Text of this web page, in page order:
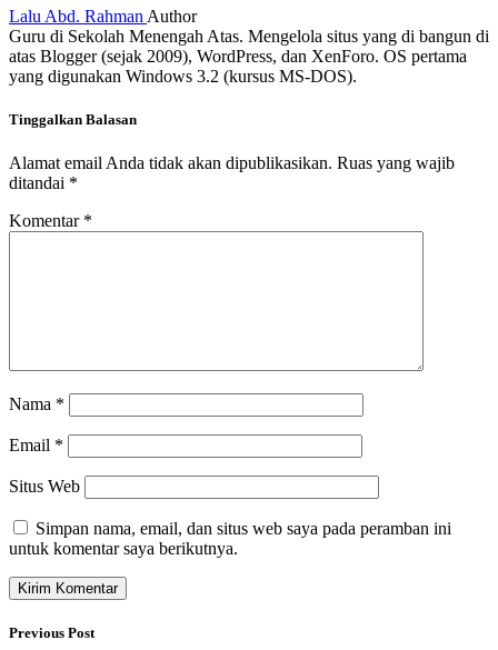
Lalu Abd. Rahman Author
Guru di Sekolah Menengah Atas. Mengelola situs yang di bangun di
atas Blogger (sejak 2009), WordPress, dan XenForo. OS pertama
yang digunakan Windows 3.2 (kursus MS-DOS).
Tinggalkan Balasan
Alamat email Anda tidak akan dipublikasikan. Ruas yang wajib
ditandai *
Komentar *
Nama *
Email *
Situs Web
Simpan nama, email, dan situs web saya pada peramban ini
untuk komentar saya berikutnya.
Previous Post